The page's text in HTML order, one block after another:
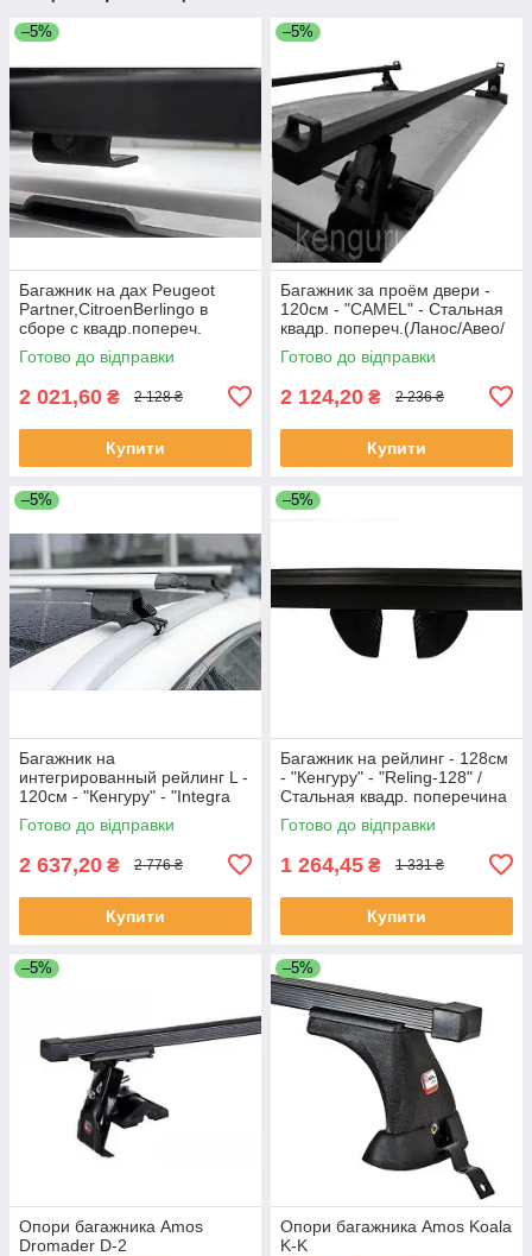
–5%
Багажник на дах Peugeot
Partner,CitroenBerlingo в
сборе с квадр.попереч.
(1,2м/1,3м)"Кенгуру" 2
планки
Готово до відправки
2 021,60 ₴ 2 128 ₴
Купити
–5%
Багажник за проём двери -
120см - "CAMEL" - Стальная
квадр. попереч.(Ланос/Авео/
Славута) аналог D-1
Готово до відправки
2 124,20 ₴ 2 236 ₴
Купити
–5%
Багажник на
интегрированный рейлинг L -
120см - "Кенгуру" - "Integra
Aero Techno" захват от 33мм
Готово до відправки
2 637,20 ₴ 2 776 ₴
Купити
–5%
Багажник на рейлинг - 128cм
- "Кенгуру" - "Reling-128" /
Стальная квадр. поперечина
Готово до відправки
1 264,45 ₴ 1 331 ₴
Купити
–5%
Опори багажника Amos
Dromader D-2
–5%
Опори багажника Amos Koala
K-K